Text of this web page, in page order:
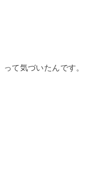
って気づいたんです。